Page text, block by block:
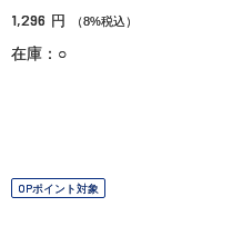
1,296 円 （8%税込）
在庫：○
OPポイント対象